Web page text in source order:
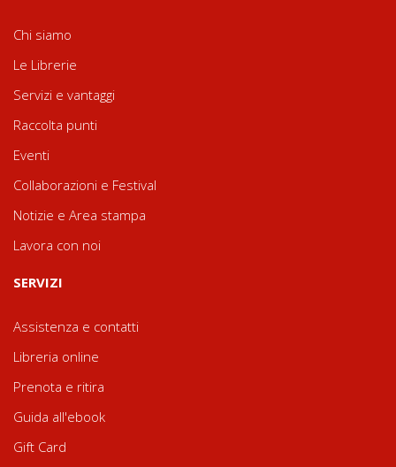
Chi siamo
Le Librerie
Servizi e vantaggi
Raccolta punti
Eventi
Collaborazioni e Festival
Notizie e Area stampa
Lavora con noi
SERVIZI
Assistenza e contatti
Libreria online
Prenota e ritira
Guida all'ebook
Gift Card